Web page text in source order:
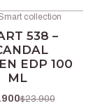
collection
538 –
EDP 100
ML
$23.900